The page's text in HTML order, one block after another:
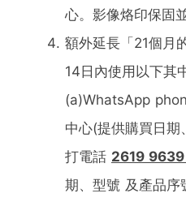
心。影像烙印保固
額外延長「21個月
14日內使用以下其
(a)WhatsApp
中心(提供購買日
打電話 2619 9639
期、型號 及產品序